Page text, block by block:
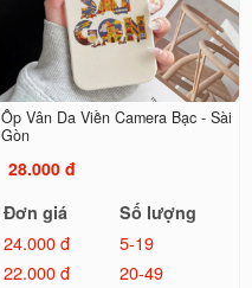
Ốp Vân Da Viền Camera Bạc - Sài
Gòn
28.000 đ
Đơn giá
Số lượng
24.000 đ
5-19
22.000 đ
20-49